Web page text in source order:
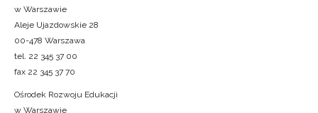
w Warszawie
Aleje Ujazdowskie 28
00-478 Warszawa
tel. 22 345 37 00
fax 22 345 37 70
Ośrodek Rozwoju Edukacji
w Warszawie